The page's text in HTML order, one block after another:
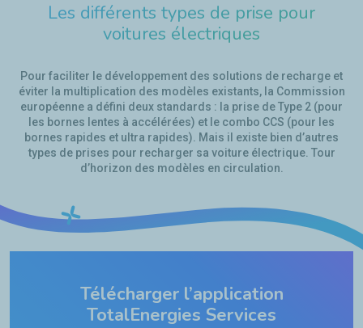
Les différents types de prise pour
voitures électriques
Pour faciliter le développement des solutions de recharge et
éviter la multiplication des modèles existants, la Commission
européenne a défini deux standards : la prise de Type 2 (pour
les bornes lentes à accélérées) et le combo CCS (pour les
bornes rapides et ultra rapides). Mais il existe bien d’autres
types de prises pour recharger sa voiture électrique. Tour
d’horizon des modèles en circulation.
Télécharger l’application
TotalEnergies Services